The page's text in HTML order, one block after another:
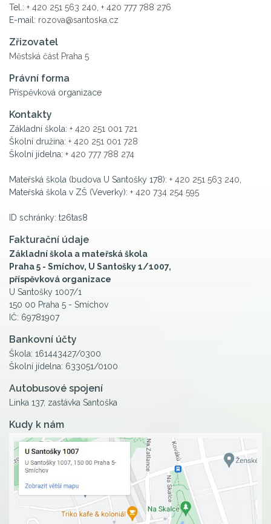
Tel.: + 420 251 563 240 + 420 777 788 276
E-mail: rozova@santoska.cz
Zřizovatel
Městská část Praha 5
Právní forma
Příspěvková organizace
Kontakty
Základní škola: + 420 251 001 721
Školní družina: + 420 251 001 728
Školní jídelna: + 420 777 788 274
Mateřská škola (budova U Santošky 178): + 420 251 563 240
Mateřská škola v ZŠ (Veverky): + 420 734 254 595
ID schránky: t26tas8
Fakturační údaje
Základní škola a mateřská škola
Praha 5 - Smíchov, U Santošky 1/1007,
příspěvková organizace
U Santošky 1007/1
150 00 Praha 5 - Smíchov
IČ: 69781907
Bankovní účty
Škola: 161443427/0300
Školní jídelna: 633051/0100
Autobusové spojení
Linka 137, zastávka Santoška
Kudy k nám